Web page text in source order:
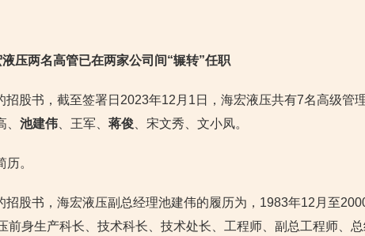
压两名高管已在两家公司间“辗转”任职
股书，截至签署日2023年12月1日，海宏液压共有7名高级管
池建伟 、王军、 蒋俊 、宋文秀、文小凤。
。
招股书，海宏液压副总经理池建伟的履历为，1983年12月至
前身生产科长、技术科长、技术处长、工程师、副总工程师、